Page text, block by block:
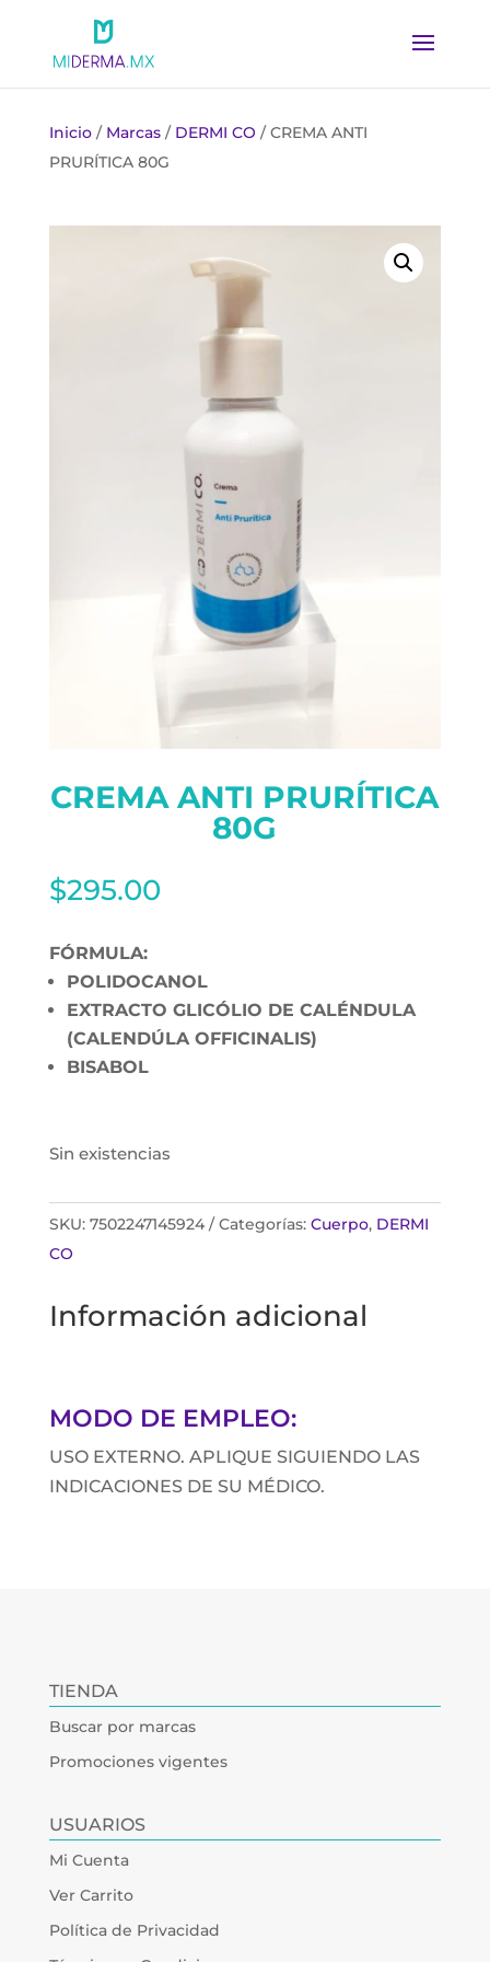
Inicio/ Marcas/ DERMI CO / CREMA ANTI
PRURÍTICA 80G
CREMA ANTI PRURÍTICA
80G
$295.00
FÓRMULA:
POLIDOCANOL
EXTRACTO GLICÓLIO DE CALÉNDULA
(CALENDÚLA OFFICINALIS)
BISABOL
Sin existencias
SKU: 7502247145924 Categorías: Cuerpo, DERMI
CO
Información adicional
MODO DE EMPLEO:
USO EXTERNO. APLIQUE SIGUIENDO LAS
INDICACIONES DE SU MÉDICO.
TIENDA
Buscar por marcas
Promociones vigentes
USUARIOS
Mi Cuenta
Ver Carrito
Política de Privacidad